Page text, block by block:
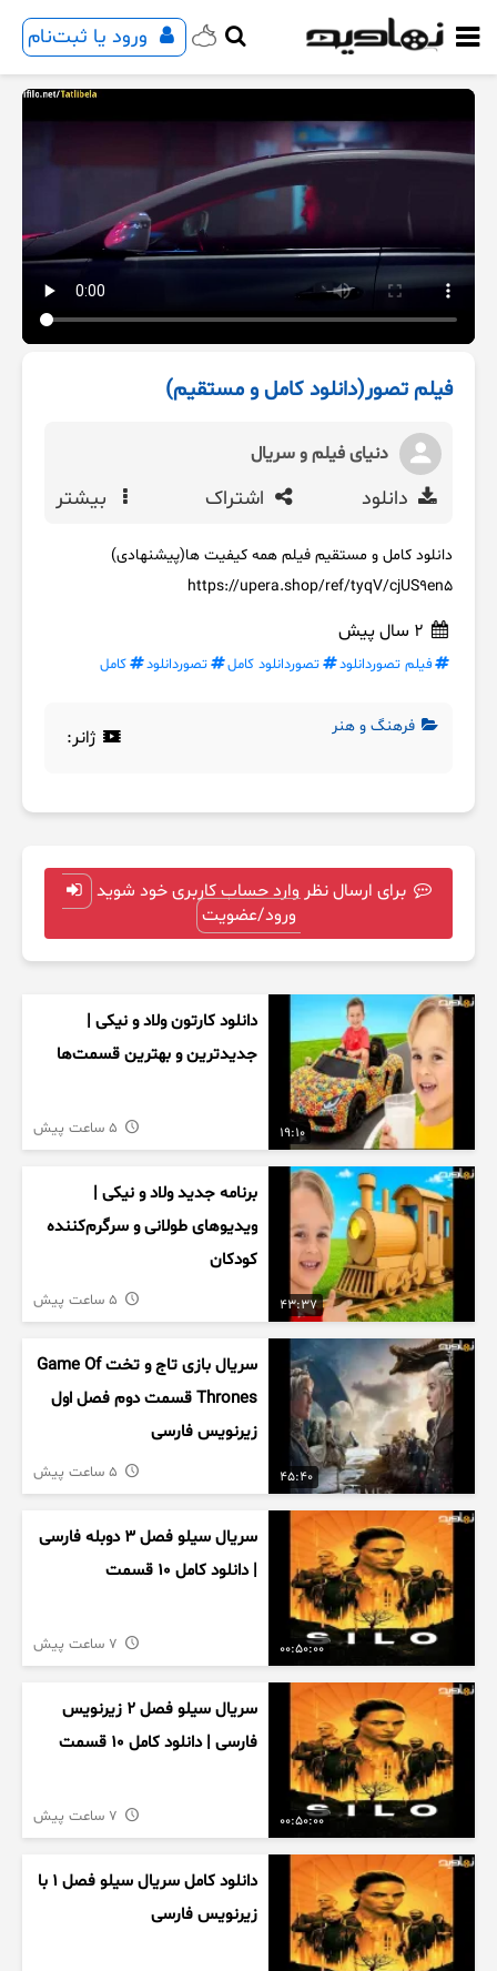
ورود یا ثبت‌نام
فیلم تصور(دانلود کامل و مستقیم)
دنیای فیلم و سریال
دانلود اشتراک بیشتر
دانلود کامل و مستقیم فیلم همه کیفیت ها(پیشنهادی)
https://upera.shop/ref/tyqV/cjUS9en5
فیلم تصوردانلود تصوردانلود کامل تصوردانلود کامل
فرهنگ و هنر ژانر:
برای ارسال نظر وارد حساب کاربری خود شوید
ورود/عضویت
19:10
دانلود کارتون ولاد و نیکی |
جدیدترین و بهترین قسمت‌ها
43:37
برنامه جدید ولاد و نیکی |
ویدیوهای طولانی و سرگرم‌کننده
کودکان
45:40
سریال بازی تاج و تخت Game Of
Thrones قسمت دوم فصل اول
زیرنویس فارسی
00:50:00
سریال سیلو فصل ۳ دوبله فارسی
| دانلود کامل ۱۰ قسمت
00:50:00
سریال سیلو فصل ۲ زیرنویس
فارسی | دانلود کامل ۱۰ قسمت
دانلود کامل سریال سیلو فصل ۱ با
زیرنویس فارسی